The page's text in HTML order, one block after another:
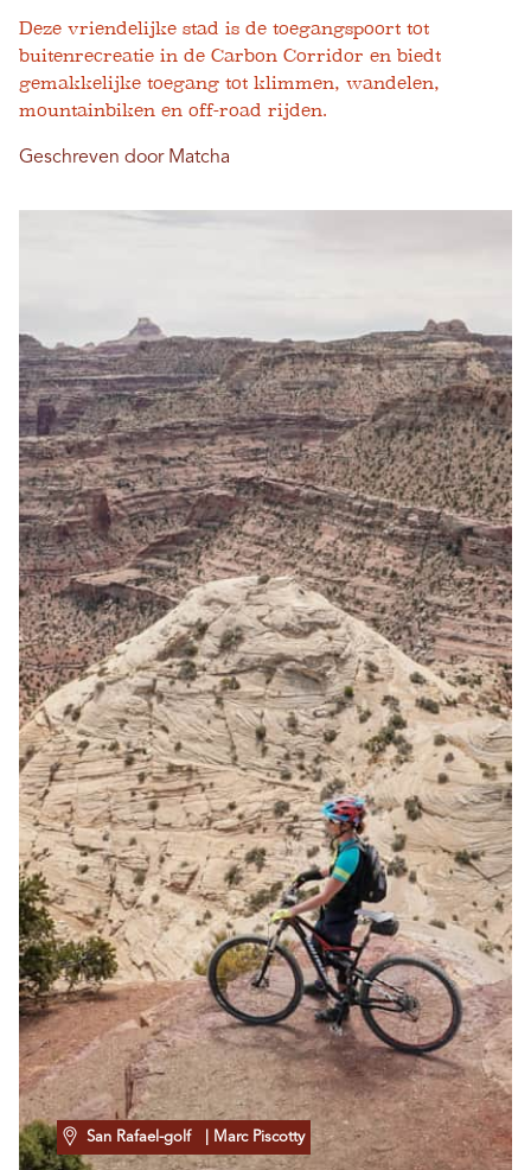
Deze vriendelijke stad is de toegangspoort tot
buitenrecreatie in de Carbon Corridor en biedt
gemakkelijke toegang tot klimmen, wandelen,
mountainbiken en off-road rijden.
Geschreven door Matcha
San Rafael-golf | Marc Piscotty